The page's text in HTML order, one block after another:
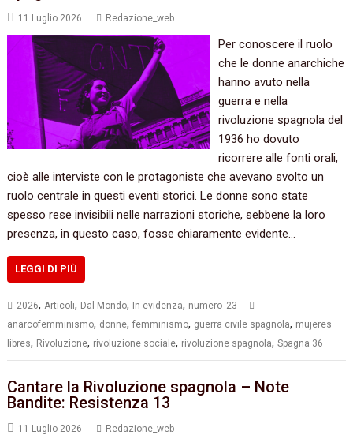
11 Luglio 2026 Redazione_web
Per conoscere il ruolo
che le donne anarchiche
hanno avuto nella
guerra e nella
rivoluzione spagnola del
1936 ho dovuto
ricorrere alle fonti orali,
cioè alle interviste con le protagoniste che avevano svolto un
ruolo centrale in questi eventi storici. Le donne sono state
spesso rese invisibili nelle narrazioni storiche, sebbene la loro
presenza, in questo caso, fosse chiaramente evidente…
LEGGI DI PIÙ
2026,Articoli, Dal Mondo, In evidenza, numero_23
anarcofemminismo, donne,femminismo, guerra civile spagnola, mujeres
libres, Rivoluzione, rivoluzione sociale, rivoluzione spagnola,Spagna 36
Cantare la Rivoluzione spagnola – Note
Bandite: Resistenza 13
11 Luglio 2026 Redazione_web